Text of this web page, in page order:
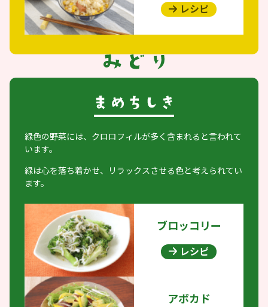
レシピ
緑色の野菜には、クロロフィルが多く含まれると言われて
います。
緑は心を落ち着かせ、リラックスさせる色と考えられてい
ます。
ブロッコリー
レシピ
アボカド